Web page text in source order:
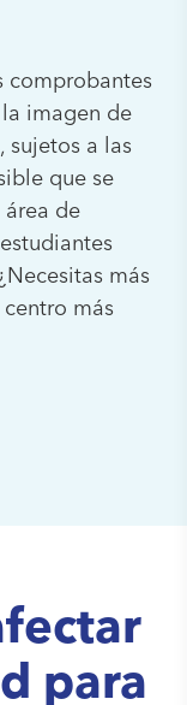
comprobantes
imagen de
sujetos a las
que se
área de
más
más
para